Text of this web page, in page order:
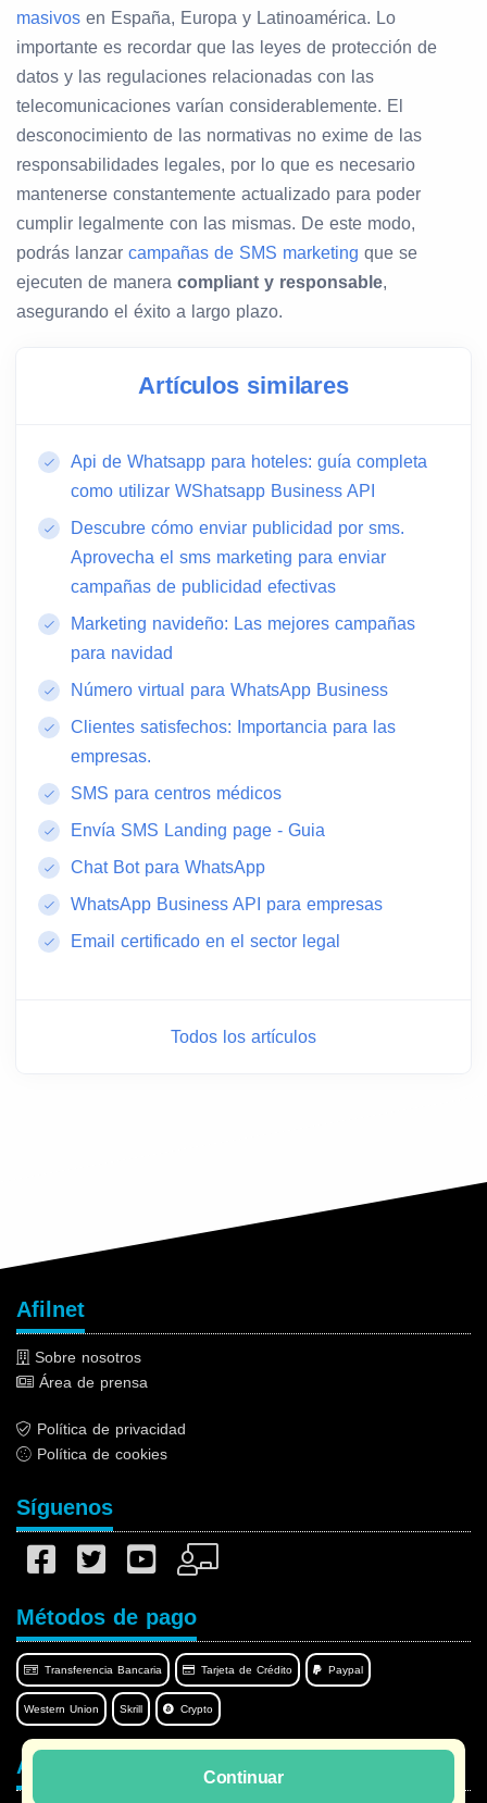
masivos en España, Europa y Latinoamérica. Lo
importante es recordar que las leyes de protección de
datos y las regulaciones relacionadas con las
telecomunicaciones varían considerablemente. El
desconocimiento de las normativas no exime de las
responsabilidades legales, por lo que es necesario
mantenerse constantemente actualizado para poder
cumplir legalmente con las mismas. De este modo,
podrás lanzar campañas de SMS marketing que se
ejecuten de manera compliant y responsable,
asegurando el éxito a largo plazo.
Artículos similares
Api de Whatsapp para hoteles: guía completa
como utilizar WShatsapp Business API
Descubre cómo enviar publicidad por sms.
Aprovecha el sms marketing para enviar
campañas de publicidad efectivas
Marketing navideño: Las mejores campañas
para navidad
Número virtual para WhatsApp Business
Clientes satisfechos: Importancia para las
empresas.
SMS para centros médicos
Envía SMS Landing page - Guia
Chat Bot para WhatsApp
WhatsApp Business API para empresas
Email certificado en el sector legal
Todos los artículos
Continuar
Afilnet
Sobre nosotros
Área de prensa
Política de privacidad
Política de cookies
Síguenos
Métodos de pago
Transferencia Bancaria Tarjeta de Crédito Paypal
Western Union Skrill Crypto
Afilnet en su idioma